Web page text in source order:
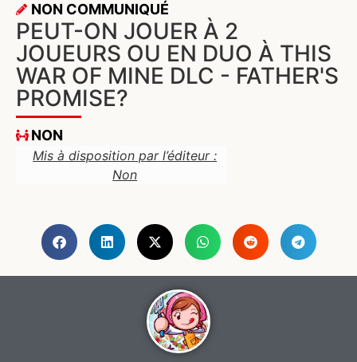
NON COMMUNIQUÉ
PEUT-ON JOUER À 2
JOUEURS OU EN DUO À THIS
WAR OF MINE DLC - FATHER'S
PROMISE?
NON
Mis à disposition par l’éditeur :
Non